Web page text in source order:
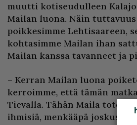
muutti kotiseudulleen
Mailan luona. Näin tuttavuus
poikkesimme Lehtisaareen,
kohtasimme Mailan ihan
Mailan kanssa tavanneet ja
– Kerran Mailan luona
kerroimme, että tämän
Tievalla. Tähän Maila totesi,
ihmisiä, menkääpä joskus